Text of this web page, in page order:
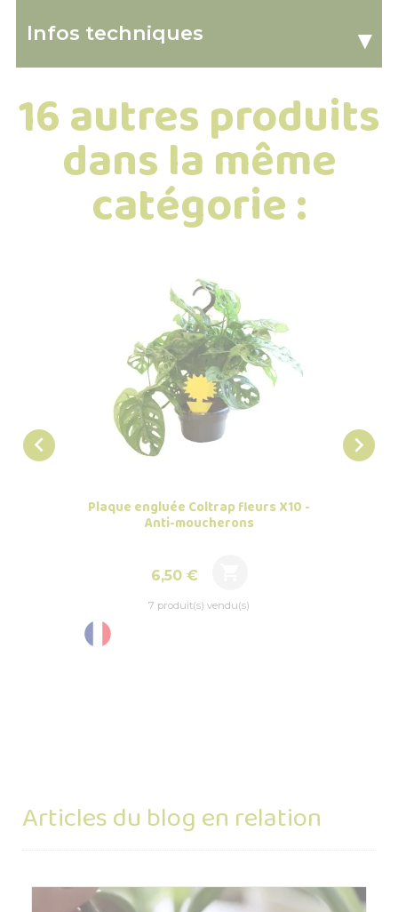
Infos techniques ▾
16 autres produits
dans la même
catégorie :

Plaque engluée Coltrap fleurs X10 -
Anti-moucherons
Prix
6,50 €
7 produit(s) vendu(s)

Articles du blog en relation